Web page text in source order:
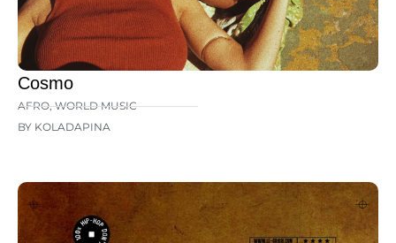
Cosmo
AFRO,WORLD MUSIC
BY KOLADAPINA